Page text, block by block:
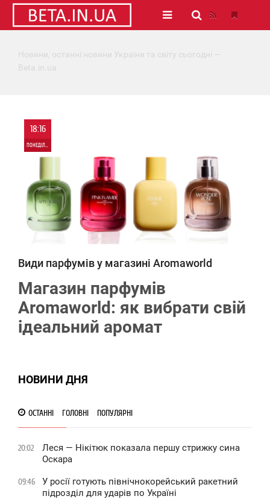
Новини, останні новини України та світу сьогодні —
Beta.in.ua
18:16
ПОНЕДІЛОК
478
Види парфумів у магазині Aromaworld
Магазин парфумів
Aromaworld: як вибрати свій
ідеальний аромат
НОВИНИ ДНЯ
ОСТАННІ ГОЛОВНІ ПОПУЛЯРНІ
20:02
Леся — Нікітюк показала першу стрижку сина
Оскара
09:46
У росії готують північнокорейський ракетний
підрозділ для ударів по Україні